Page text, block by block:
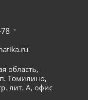
область,
Томилино,
лит. А, офис